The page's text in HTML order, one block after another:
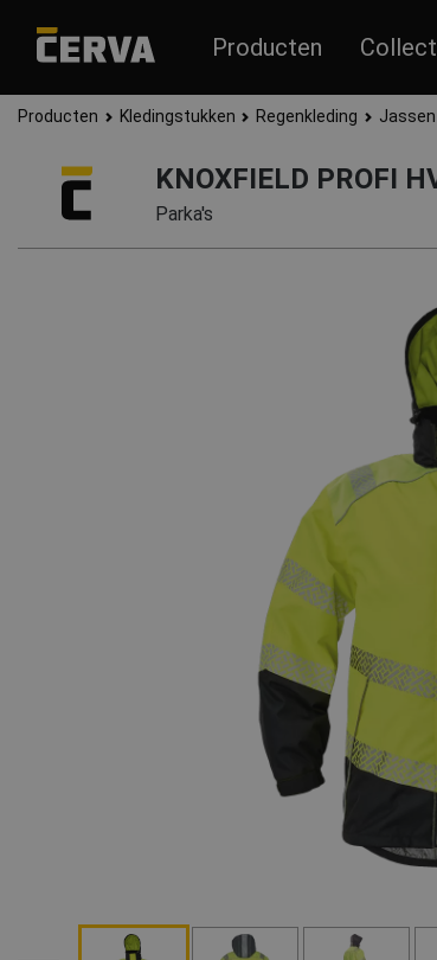
Producten
Producten Kledingstukken Regenkleding Jassen
KNOXFIELD PROFI
Parka's